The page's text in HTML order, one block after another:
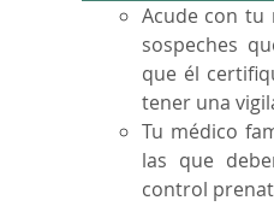
Acude con tu
sospeches
que él
tener una
Tu médico
las que
control